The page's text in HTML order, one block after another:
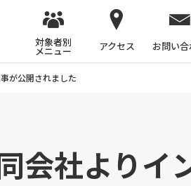
対象者別
メニュー アクセス お問い
が公開されました
会社よりイ